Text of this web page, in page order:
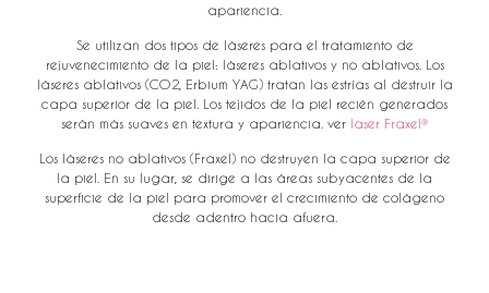
apariencia.
Se utilizan dos tipos de láseres para el tratamiento de
rejuvenecimiento de la piel: láseres ablativos y no ablativos. Los
láseres ablativos (CO2, Erbium YAG) tratan las estrías al destruir la
capa superior de la piel. Los tejidos de la piel recién generados
serán más suaves en textura y apariencia. ver laser Fraxel®
Los láseres no ablativos (Fraxel) no destruyen la capa superior de
la piel. En su lugar, se dirige a las áreas subyacentes de la
superficie de la piel para promover el crecimiento de colágeno
desde adentro hacia afuera.